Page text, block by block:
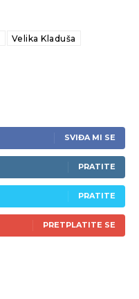
Velika Kladuša
SVIĐA MI SE
PRATITE
PRATITE
PRETPLATITE SE